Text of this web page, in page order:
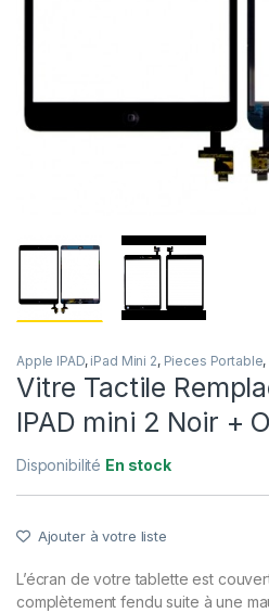
Apple IPAD, iPad Mini 2, Pieces Portable,
Vitre Tactile
IPAD mini 2 Noir +
Disponibilité En stock
Ajouter à votre liste
L’écran de votre tablette est
complètement fendu suite à une